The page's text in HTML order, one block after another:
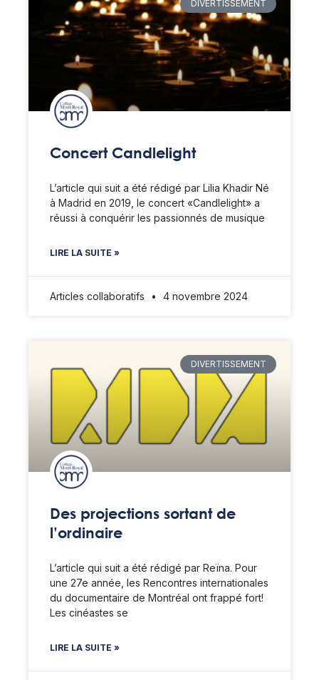
DIVERTISSEMENT
Concert Candlelight
L’article qui suit a été rédigé par Lilia Khadir Né
à Madrid en 2019, le concert «Candlelight» a
réussi à conquérir les passionnés de musique
LIRE LA SUITE »
Articles collaboratifs 4 novembre 2024
DIVERTISSEMENT
Des projections sortant de
l’ordinaire
L’article qui suit a été rédigé par Reïna. Pour
une 27e année, les Rencontres internationales
du documentaire de Montréal ont frappé fort!
Les cinéastes se
LIRE LA SUITE »